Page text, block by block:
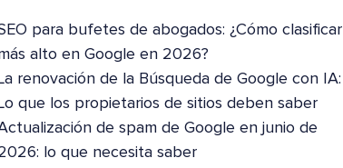
para bufetes de abogados: ¿Cómo clasificar
alto en Google en 2026?
La renovación de la Búsqueda de Google con IA:
Lo que los propietarios de sitios deben saber
de spam de Google en junio de
lo que necesita saber